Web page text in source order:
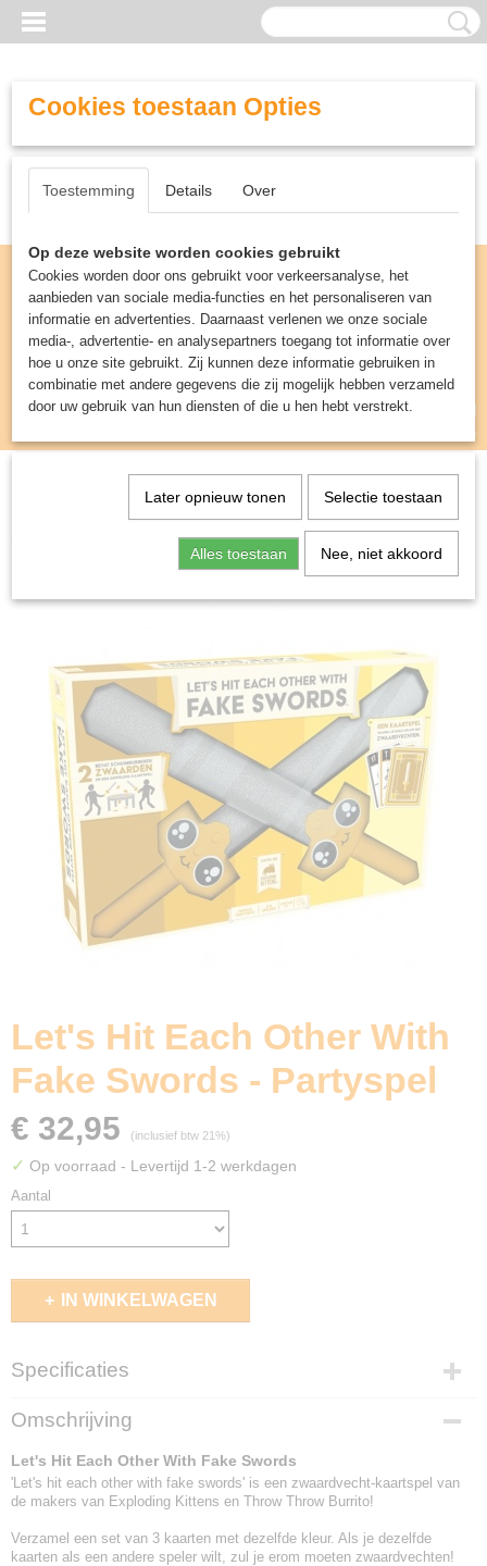
Inloggen Registreren
UW WINKELWAGEN
(0)
Spellen & Puzzels> Let's Hit Each Other With
Fake Swords - Partyspel
Let's Hit Each Other With
Fake Swords - Partyspel
€ 32,95 (inclusief btw 21%)
✓ Op voorraad - Levertijd 1-2 werkdagen
Aantal
IN WINKELWAGEN
Specificaties
EAN code
810083046471
Omschrijving
Let's Hit Each Other With Fake Swords
'Let's hit each other with fake swords' is een zwaardvecht-kaartspel van
de makers van Exploding Kittens en Throw Throw Burrito!
Verzamel een set van 3 kaarten met dezelfde kleur. Als je dezelfde
kaarten als een andere speler wilt, zul je erom moeten zwaardvechten!
Cookies toestaan Opties
Toestemming Details Over
Op deze website worden cookies gebruikt
Cookies worden door ons gebruikt voor verkeersanalyse, het
aanbieden van sociale media-functies en het personaliseren van
informatie en advertenties. Daarnaast verlenen we onze sociale
media-, advertentie- en analysepartners toegang tot informatie over
hoe u onze site gebruikt. Zij kunnen deze informatie gebruiken in
combinatie met andere gegevens die zij mogelijk hebben verzameld
door uw gebruik van hun diensten of die u hen hebt verstrekt.
Later opnieuw tonen Selectie toestaan
Alles toestaan Nee, niet akkoord